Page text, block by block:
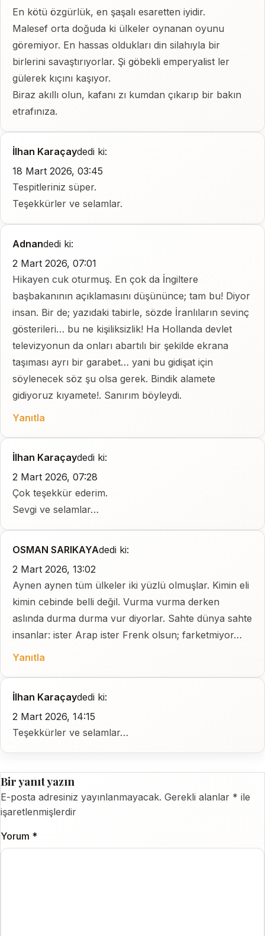
En kötü özgürlük, en şaşalı esaretten iyidir.
Malesef orta doğuda ki ülkeler oynanan oyunu
göremiyor. En hassas oldukları din silahıyla bir
birlerini savaştırıyorlar. Şi göbekli emperyalist ler
gülerek kıçını kaşıyor.
Biraz akıllı olun, kafanı zı kumdan çıkarıp bir bakın
etrafınıza.
İlhan Karaçaydedi ki:
18 Mart 2026, 03:45
Tespitleriniz süper.
Teşekkürler ve selamlar.
Adnandedi ki:
2 Mart 2026, 07:01
Hikayen cuk oturmuş. En çok da İngiltere
başbakanının açıklamasını düşününce; tam bu! Diyor
insan. Bir de; yazıdaki tabirle, sözde İranlıların sevinç
gösterileri… bu ne kişiliksizlik! Ha Hollanda devlet
televizyonun da onları abartılı bir şekilde ekrana
taşıması ayrı bir garabet… yani bu gidişat için
söylenecek söz şu olsa gerek. Bindik alamete
gidiyoruz kıyamete!. Sanırım böyleydi.
Yanıtla
İlhan Karaçaydedi ki:
2 Mart 2026, 07:28
Çok teşekkür ederim.
Sevgi ve selamlar…
OSMAN SARIKAYAdedi ki:
2 Mart 2026, 13:02
Aynen aynen tüm ülkeler iki yüzlü olmuşlar. Kimin eli
kimin cebinde belli değil. Vurma vurma derken
aslında durma durma vur diyorlar. Sahte dünya sahte
insanlar: ister Arap ister Frenk olsun; farketmiyor…
Yanıtla
İlhan Karaçaydedi ki:
2 Mart 2026, 14:15
Teşekkürler ve selamlar…
Bir yanıt yazın
E-posta adresiniz yayınlanmayacak. Gerekli alanlar * ile
işaretlenmişlerdir
Yorum *